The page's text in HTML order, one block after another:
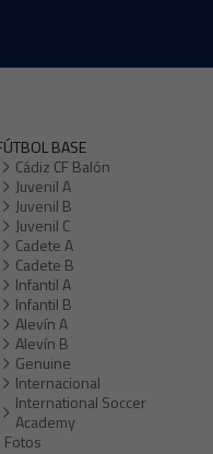
BASE
Cádiz CF Balón
Juvenil A
Juvenil B
Juvenil C
Cadete A
Cadete B
Infantil A
Infantil B
Alevín A
Alevín B
Genuine
Internacional
International Soccer
Academy
Fotos